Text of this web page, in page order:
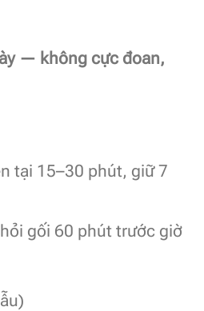
— không cực đoan,
tại 15–30 phút, giữ 7
gối 60 phút trước giờ